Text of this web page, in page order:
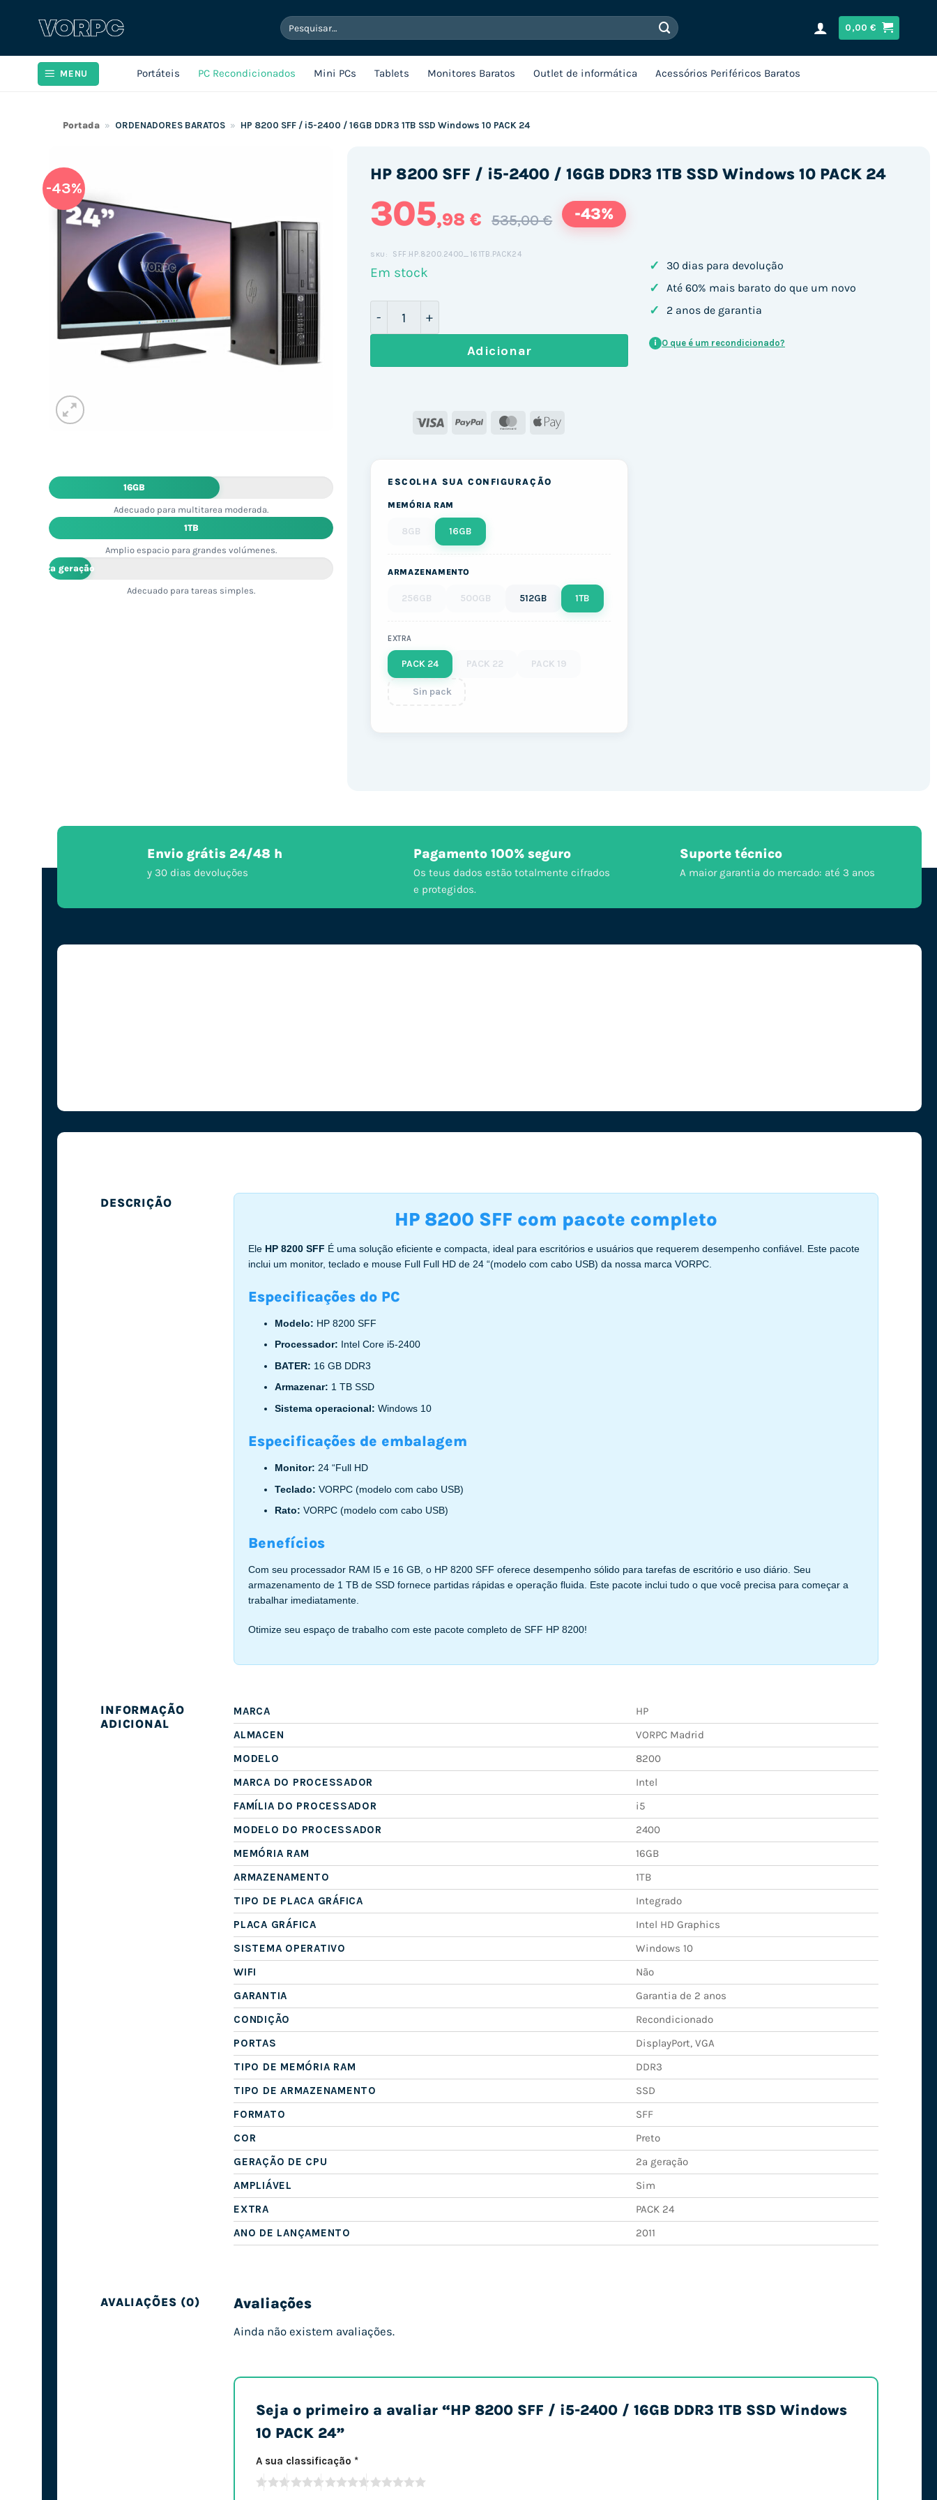
Pesquisar
por:
0,00€
MENU Portáteis PC Recondicionados Mini PCs Tablets Monitores Baratos Outlet de informática Acessórios Periféricos Baratos
Portada » ORDENADORES BARATOS » HP 8200 SFF / i5-2400 / 16GB DDR3 1TB SSD Windows 10 PACK 24
-43%
16GB
Adecuado para multitarea moderada.
1TB
Amplio espacio para grandes volúmenes.
2ª geração
Adecuado para tareas simples.
HP 8200 SFF / i5-2400 / 16GB DDR3 1TB SSD Windows 10 PACK 24
305,98 € 535,00 € -43%
SKU: SFF.HP.8200.2400_161TB.PACK24
Em stock
Quantidade de HP 8200 SFF / i5-2400 / 16GB DDR3 1TB SSD Windows 10 PACK 24
Adicionar
Visa PayPal MasterCard
Apple
ESCOLHA SUA CONFIGURAÇÃO
MEMÓRIA RAM
8GB 16GB
ARMAZENAMENTO
256GB 500GB 512GB 1TB
EXTRA
PACK 24 PACK 22 PACK 19
Sin pack
✓ 30 dias para devolução
✓ Até 60% mais barato do que um novo
✓ 2 anos de garantia
i O que é um recondicionado?
Envio grátis 24/48 h
y 30 dias devoluções
Pagamento 100% seguro
Os teus dados estão totalmente cifrados
e protegidos.
Suporte técnico
A maior garantia do mercado: até 3 anos
DESCRIÇÃO
HP 8200 SFF com pacote completo
Ele HP 8200 SFF É uma solução eficiente e compacta, ideal para escritórios e usuários que requerem desempenho confiável. Este pacote
inclui um monitor, teclado e mouse Full Full HD de 24 “(modelo com cabo USB) da nossa marca VORPC.
Especificações do PC
Modelo: HP 8200 SFF
Processador: Intel Core i5-2400
BATER: 16 GB DDR3
Armazenar: 1 TB SSD
Sistema operacional:Windows 10
Especificações de embalagem
Monitor: 24 “Full HD
Teclado:VORPC (modelo com cabo USB)
Rato:VORPC (modelo com cabo USB)
Benefícios
Com seu processador RAM I5 e 16 GB, o HP 8200 SFF oferece desempenho sólido para tarefas de escritório e uso diário. Seu
armazenamento de 1 TB de SSD fornece partidas rápidas e operação fluida. Este pacote inclui tudo o que você precisa para começar a
trabalhar imediatamente.
Otimize seu espaço de trabalho com este pacote completo de SFF HP 8200!
INFORMAÇÃO
ADICIONAL
MARCA
HP
ALMACEN
VORPC Madrid
MODELO
8200
MARCA DO PROCESSADOR
Intel
FAMÍLIA DO PROCESSADOR
i5
MODELO DO PROCESSADOR
2400
MEMÓRIA RAM
16GB
ARMAZENAMENTO
1TB
TIPO DE PLACA GRÁFICA
Integrado
PLACA GRÁFICA
Intel HD Graphics
SISTEMA OPERATIVO
Windows 10
WIFI
Não
GARANTIA
Garantia de 2 anos
CONDIÇÃO
Recondicionado
PORTAS
DisplayPort, VGA
TIPO DE MEMÓRIA RAM
DDR3
TIPO DE ARMAZENAMENTO
SSD
FORMATO
SFF
COR
Preto
GERAÇÃO DE CPU
2ª geração
AMPLIÁVEL
Sim
EXTRA
PACK 24
ANO DE LANÇAMENTO
2011
AVALIAÇÕES (0) Avaliações
Ainda não existem avaliações.
Seja o primeiro a avaliar “HP 8200 SFF / i5-2400 / 16GB DDR3 1TB SSD Windows
10 PACK 24”
A sua classificação *